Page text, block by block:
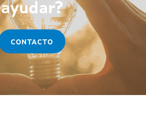
ayudar?
CONTACTO